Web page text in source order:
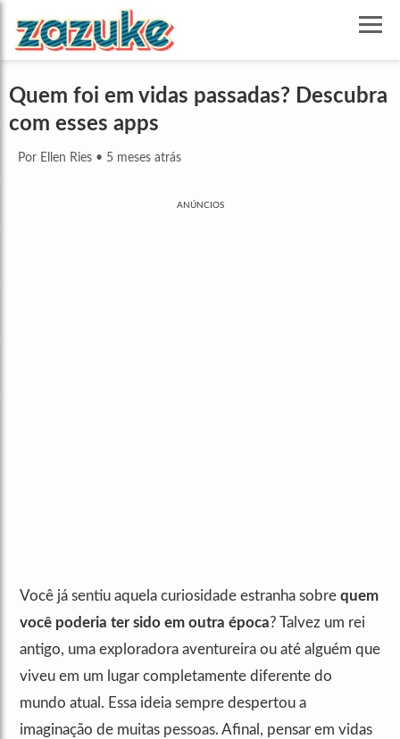
Quem foi em vidas passadas? Descubra
com esses apps
Por Ellen Ries • 5 meses atrás
ANÚNCIOS
Você já sentiu aquela curiosidade estranha sobre quem
você poderia ter sido em outra época? Talvez um rei
antigo, uma exploradora aventureira ou até alguém que
viveu em um lugar completamente diferente do
mundo atual. Essa ideia sempre despertou a
imaginação de muitas pessoas. Afinal, pensar em vidas